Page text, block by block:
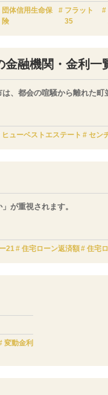
団体信用生命保
険
フラット
35
金融機関・金利一
、都会の喧騒から離れた町
自治体から補助してもらえ
ヒューベストエステート セン
が重視されます。
21 住宅ローン返済額 住宅
変動金利